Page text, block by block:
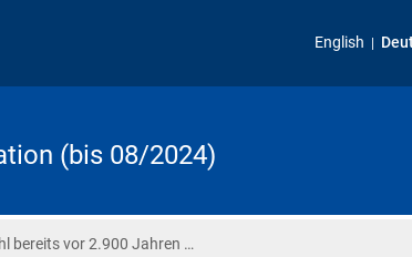
English
(bis 08/2024)
bereits vor 2.900 Jahren …